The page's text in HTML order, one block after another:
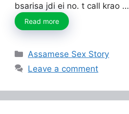
bsarisa jdi ei no. t call krao …
Read more
Categories
Assamese Sex Story
Leave a comment